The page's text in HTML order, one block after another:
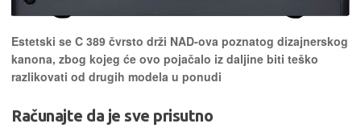
Estetski se C 389 čvrsto drži NAD-ova poznatog dizajnerskog
kanona, zbog kojeg će ovo pojačalo iz daljine biti teško
razlikovati od drugih modela u ponudi
Računajte da je sve prisutno